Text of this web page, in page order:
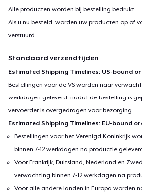
Alle producten worden bij bestelling bedrukt.
Als u nu besteld, worden uw producten op of
verstuurd.
Standaard verzendtijden
Estimated Shipping Timelines: US-bound
Bestellingen voor de VS worden naar
werkdagen geleverd, nadat de bestelling is
vervoerder is overgedragen voor bezorging.
Estimated Shipping Timelines: EU-bound
Bestellingen voor het Verenigd Koninkrijk
binnen 7-12 werkdagen na productie
Voor Frankrijk, Duitsland, Nederland en
verwachting binnen 7-12 werkdagen na
Voor alle andere landen in Europa worden